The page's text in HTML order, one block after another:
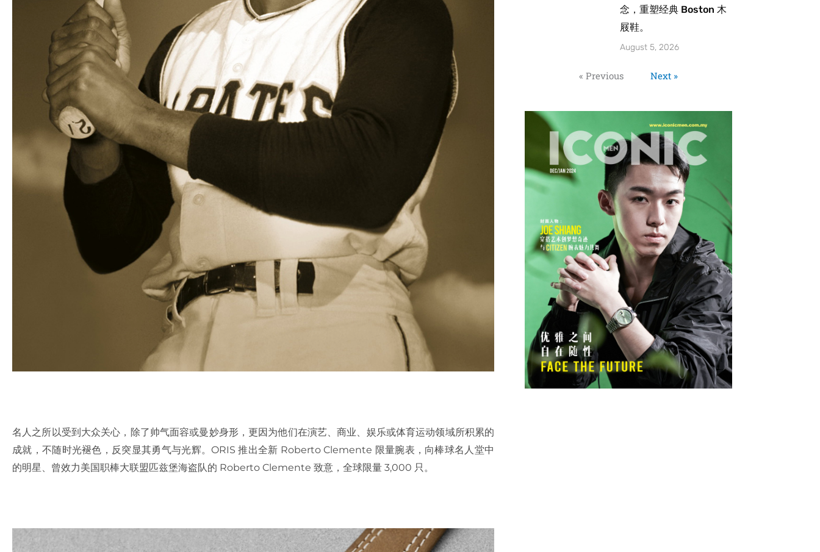
名人之所以受到大众关心，除了帅气面容或曼妙身形，更因为他们在演艺、商业、娱乐或体育运动领域所积累的
成就，不随时光褪色，反突显其勇气与光辉。ORIS推出全新 Roberto Clemente 限量腕表，向棒球名人堂中
的明星、曾效力美国职棒大联盟匹兹堡海盗队的 Roberto Clemente 致意，全球限量 3,000 只。
念，重塑经典 Boston 木
屐鞋。
August 5, 2026
« Previous Next »